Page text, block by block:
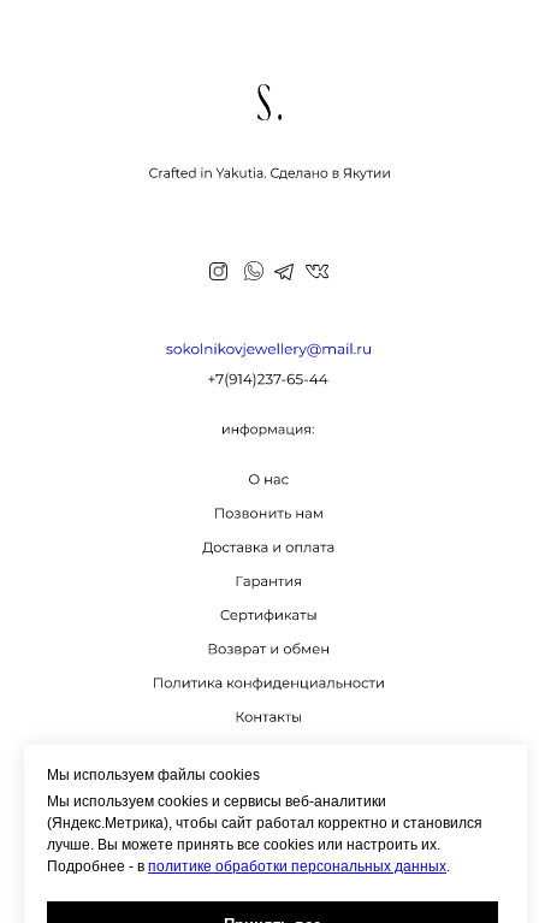
Мы используем файлы cookies
Мы используем cookies и сервисы веб-аналитики
(Яндекс.Метрика), чтобы сайт работал корректно и становился
лучше. Вы можете принять все cookies или настроить их.
Подробнее - в политике обработки персональных данных